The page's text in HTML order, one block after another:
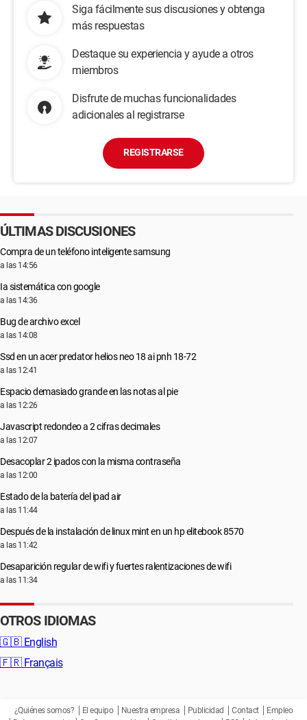
Siga fácilmente sus discusiones y obtenga
más respuestas
Destaque su experiencia y ayude a otros
miembros
Disfrute de muchas funcionalidades
adicionales al registrarse
REGISTRARSE
ÚLTIMAS DISCUSIONES
Compra de un teléfono inteligente samsung
a las 14:56
Ia sistemática con google
a las 14:36
Bug de archivo excel
a las 14:08
Ssd en un acer predator helios neo 18 ai pnh 18-72
a las 12:41
Espacio demasiado grande en las notas al pie
a las 12:26
Javascript redondeo a 2 cifras decimales
a las 12:07
Desacoplar 2 ipados con la misma contraseña
a las 12:00
Estado de la batería del ipad air
a las 11:44
Después de la instalación de linux mint en un hp elitebook 8570
a las 11:42
Desaparición regular de wifi y fuertes ralentizaciones de wifi
a las 11:34
OTROS IDIOMAS
🇬🇧 English
🇫🇷 Français
¿Quiénes somos? El equipo Nuestra empresa Publicidad Contact
Empleo